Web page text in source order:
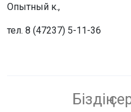
Опытный к.,
тел. 8 (47237) 5-11-36
Біздің